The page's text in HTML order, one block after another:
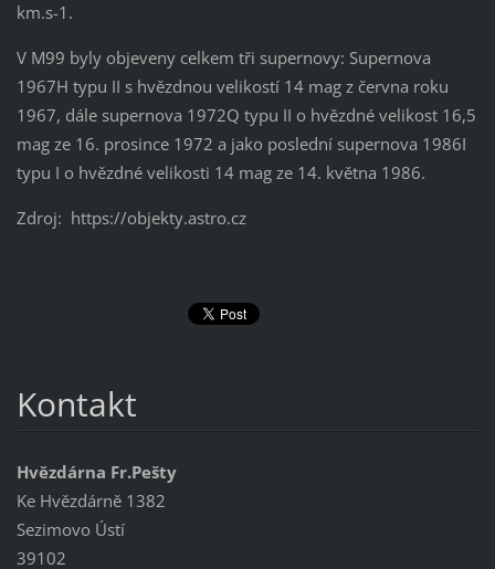
km.s-1.
V M99 byly objeveny celkem tři supernovy: Supernova
1967H typu II s hvězdnou velikostí 14 mag z června roku
1967, dále supernova 1972Q typu II o hvězdné velikost 16,5
mag ze 16. prosince 1972 a jako poslední supernova 1986I
typu I o hvězdné velikosti 14 mag ze 14. května 1986.
Zdroj: https://objekty.astro.cz
Kontakt
Hvězdárna Fr.Pešty
Ke Hvězdárně 1382
Sezimovo Ústí
39102